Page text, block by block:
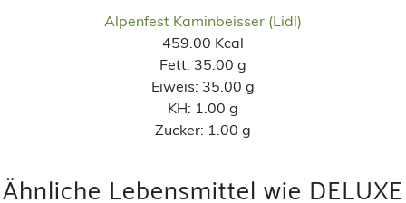
Alpenfest Kaminbeisser (Lidl)
459.00 Kcal
Fett: 35.00 g
Eiweis: 35.00 g
KH: 1.00 g
Zucker: 1.00 g
Ähnliche Lebensmittel wie DELUXE